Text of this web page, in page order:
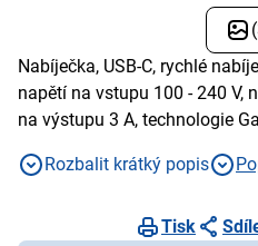
Nabíječka, USB-C, rychlé
napětí na vstupu 100 - 240 V,
na výstupu 3 A, technologie
Rozbalit krátký popis
Tisk